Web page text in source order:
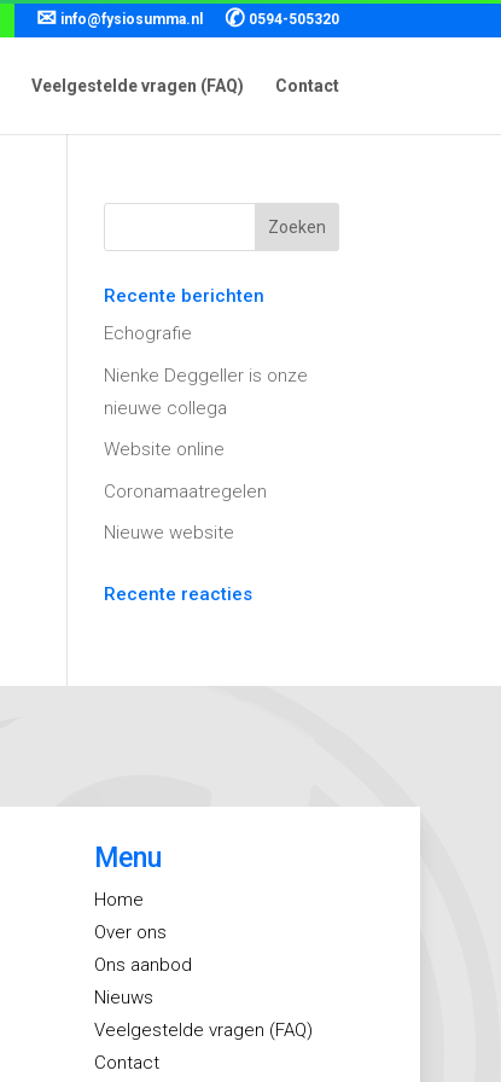
✉ info@fysiosumma.nl ✆0594-505320
Veelgestelde vragen (FAQ) Contact
Recente berichten
Echografie
Nienke Deggeller is onze
nieuwe collega
Website online
Coronamaatregelen
Nieuwe website
Recente reacties
Menu
Home
Over ons
Ons aanbod
Nieuws
Veelgestelde vragen (FAQ)
Contact